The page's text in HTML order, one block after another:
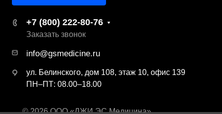
+7 (800) 222-80-76
Заказать звонок
info@gsmedicine.ru
ул. Белинского, дом 108, этаж 10, офис 139
ПН–ПТ: 08.00–18.00
© 2026 ООО «ДЖИ ЭС Медицина»